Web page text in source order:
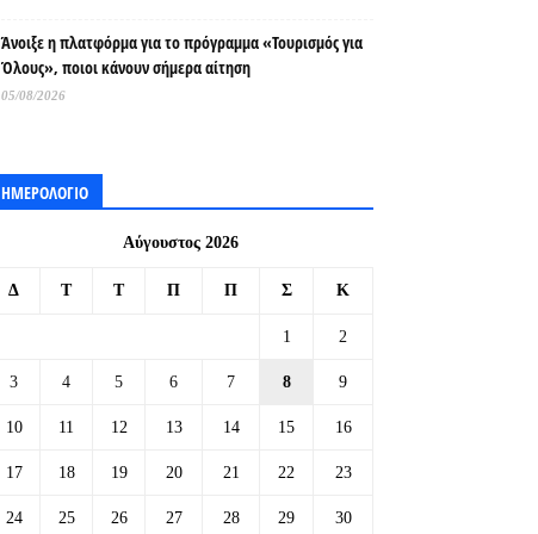
Άνοιξε η πλατφόρμα για το πρόγραμμα «Τουρισμός για
Όλους», ποιοι κάνουν σήμερα αίτηση
05/08/2026
ΗΜΕΡΟΛΟΓΙΟ
Αύγουστος 2026
Δ Τ Τ Π Π Σ Κ
1 2
3 4 5 6 7 8 9
10 11 12 13 14 15 16
17 18 19 20 21 22 23
24 25 26 27 28 29 30